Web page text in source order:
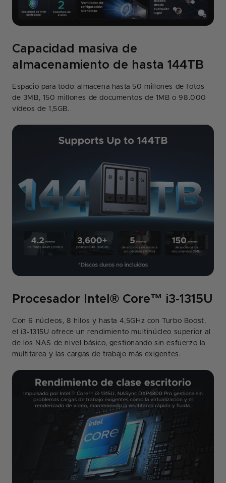
Capacidad masiva de
almacenamiento de hasta 144TB
Espacio para todo: almacena hasta 50 millones de fotos
de 3MB, 150 millones de documentos de 1MB o 98.000
vídeos de 1,5GB.
Procesador Intel® Core™ i3-1315U
Con 6 núcleos, 8 hilos y hasta 4,5GHz con Turbo Boost,
el i3-1315U ofrece un rendimiento multinúcleo superior al
de los NAS de nivel básico, gestionando sin esfuerzo la
multitarea y las cargas de trabajo más exigentes.